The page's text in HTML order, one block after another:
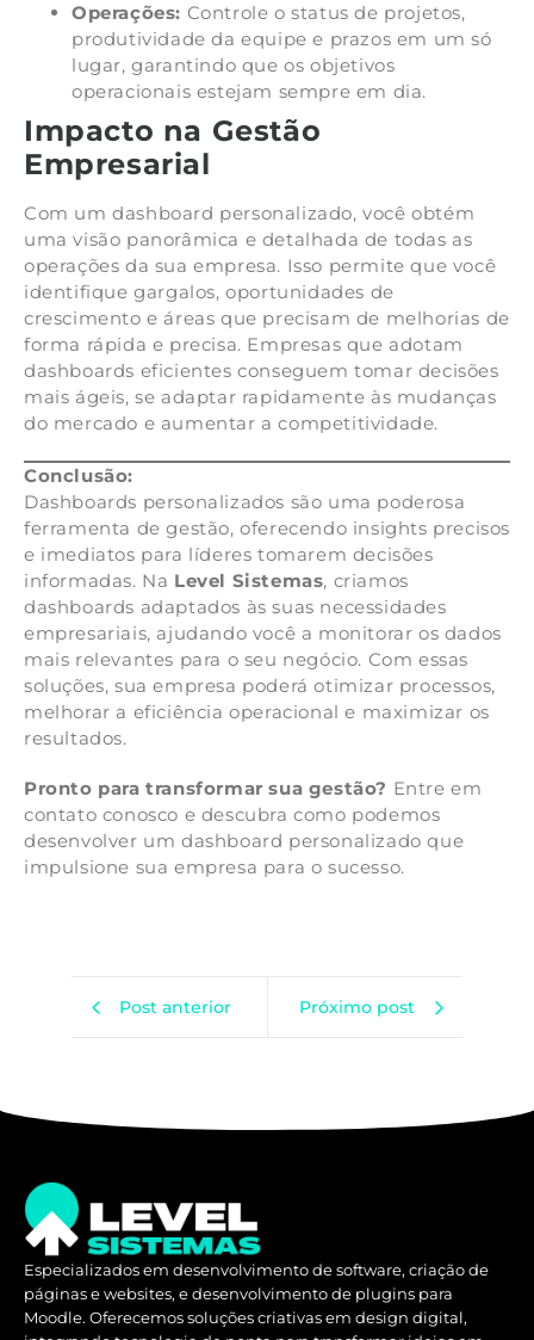
Operações: Controle o status de projetos,
produtividade da equipe e prazos em um só
lugar, garantindo que os objetivos
operacionais estejam sempre em dia.
Impacto na Gestão
Empresarial
Com um dashboard personalizado, você obtém
uma visão panorâmica e detalhada de todas as
operações da sua empresa. Isso permite que você
identifique gargalos, oportunidades de
crescimento e áreas que precisam de melhorias de
forma rápida e precisa. Empresas que adotam
dashboards eficientes conseguem tomar decisões
mais ágeis, se adaptar rapidamente às mudanças
do mercado e aumentar a competitividade.
Conclusão:
Dashboards personalizados são uma poderosa
ferramenta de gestão, oferecendo insights precisos
e imediatos para líderes tomarem decisões
informadas. Na Level Sistemas, criamos
dashboards adaptados às suas necessidades
empresariais, ajudando você a monitorar os dados
mais relevantes para o seu negócio. Com essas
soluções, sua empresa poderá otimizar processos,
melhorar a eficiência operacional e maximizar os
resultados.
Pronto para transformar sua gestão? Entre em
contato conosco e descubra como podemos
desenvolver um dashboard personalizado que
impulsione sua empresa para o sucesso.
Post anterior Próximo post
Especializados em desenvolvimento de software, criação de
páginas e websites, e desenvolvimento de plugins para
Moodle. Oferecemos soluções criativas em design digital,